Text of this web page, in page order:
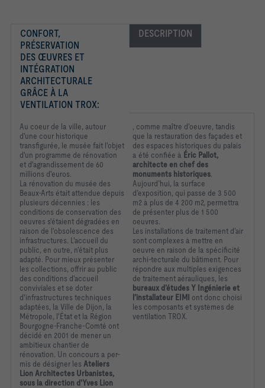
CONFORT,
PRÉSERVATION
DES ŒUVRES ET
INTÉGRATION
ARCHITECTURALE
GRÂCE À LA
VENTILATION TROX:
DESCRIPTION
Au coeur de la ville, autour
d'une cour historique
transfigurée, le musée fait l'objet
d'un programme de rénovation
et d'agrandissement de 60
millions d'euros.
La rénovation du musée des
Beaux-Arts était attendue depuis
plusieurs décennies : les
conditions de conservation des
oeuvres s'étaient dégradées en
raison de l'obsolescence des
infrastructures. L'accueil du
public, en outre, n'était plus
adapté. Pour mieux présenter
les collections, offrir au public
des conditions d'accueil
conviviales et se doter
d'infrastructures techniques
adaptées, la Ville de Dijon, la
Métropole, l'État et la Région
Bourgogne-Franche-Comté ont
décidé en 2001 de mener un
ambitieux chantier de
rénovation. Un concours a per-
mis de désigner les Ateliers
Lion Architectes Urbanistes,
sous la direction d'Yves Lion
, comme maître d’oeuvre, tandis
que la restauration des façades et
des espaces historiques du palais
a été confiée à Éric Pallot,
architecte en chef des
monuments historiques.
Aujourd’hui, la surface
d’exposition, qui passe de 3 500
m2 à plus de 4 200 m2, permettra
de présenter plus de 1 500
oeuvres.
Les installations de traitement d’air
sont complexes à mettre en
oeuvre en raison de la spécificité
archi-tecturale du bâtiment. Pour
répondre aux multiples exigences
de traitement aérauliques, les
bureaux d’études Y Ingénierie et
l’installateur EIMI ont donc choisi
les composants et systèmes de
ventilation TROX.